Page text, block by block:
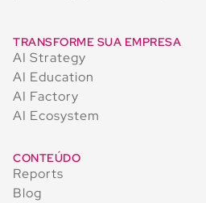
TRANSFORME SUA EMPRESA
AI Strategy
AI Education
AI Factory
AI Ecosystem
CONTEÚDO
Reports
Blog